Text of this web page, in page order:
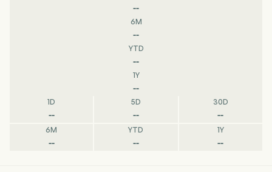
--
6M
--
YTD
--
1Y
--
1D
--
5D
--
30D
--
6M
--
YTD
--
1Y
--